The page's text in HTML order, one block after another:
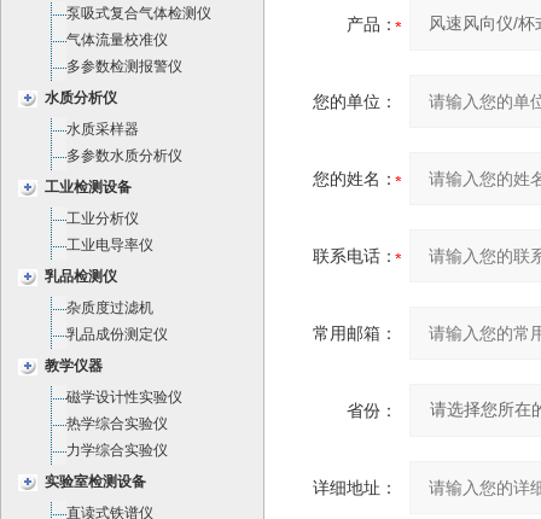
泵吸式复合气体检测仪
气体流量校准仪
多参数检测报警仪
水质分析仪
水质采样器
多参数水质分析仪
工业检测设备
工业分析仪
工业电导率仪
乳品检测仪
杂质度过滤机
乳品成份测定仪
教学仪器
磁学设计性实验仪
热学综合实验仪
力学综合实验仪
实验室检测设备
直读式铁谱仪
产品：
您的单位：
您的姓名：
联系电话：
常用邮箱：
省份：
详细地址：